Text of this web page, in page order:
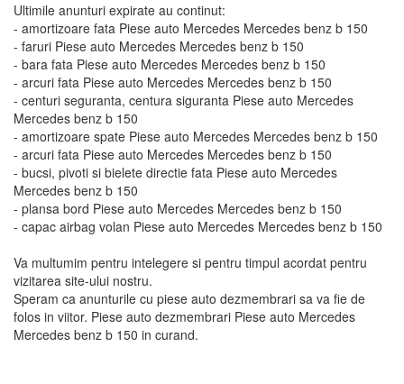
Ultimile anunturi expirate au continut:
- amortizoare fata Piese auto Mercedes Mercedes benz b 150
- faruri Piese auto Mercedes Mercedes benz b 150
- bara fata Piese auto Mercedes Mercedes benz b 150
- arcuri fata Piese auto Mercedes Mercedes benz b 150
- centuri seguranta, centura siguranta Piese auto Mercedes
Mercedes benz b 150
- amortizoare spate Piese auto Mercedes Mercedes benz b 150
- arcuri fata Piese auto Mercedes Mercedes benz b 150
- bucsi, pivoti si bielete directie fata Piese auto Mercedes
Mercedes benz b 150
- plansa bord Piese auto Mercedes Mercedes benz b 150
- capac airbag volan Piese auto Mercedes Mercedes benz b 150
Va multumim pentru intelegere si pentru timpul acordat pentru
vizitarea site-ului nostru.
Speram ca anunturile cu piese auto dezmembrari sa va fie de
folos in viitor. Piese auto dezmembrari Piese auto Mercedes
Mercedes benz b 150 in curand.